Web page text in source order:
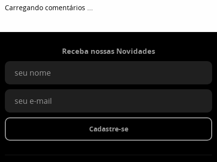
Carregando comentários ...
Receba nossas Novidades
Cadastre-se